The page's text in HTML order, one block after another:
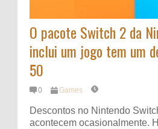
O pacote Switch 2 da
inclui um jogo tem um
50
0 Games
Descontos no Nintendo
acontecem ocasionalmente.